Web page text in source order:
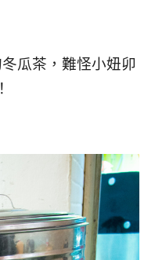
瓜茶，難怪小妞卯